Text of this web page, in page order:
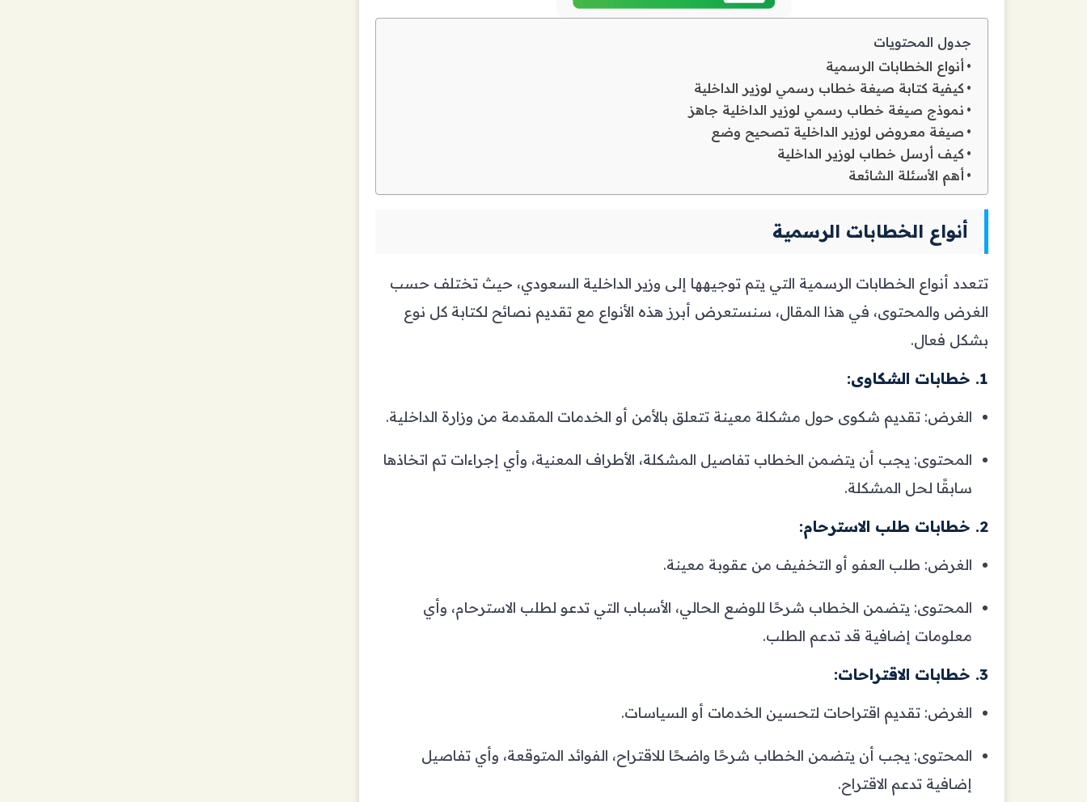
جدول المحتويات
أنواع الخطابات الرسمية
كيفية كتابة صيغة خطاب رسمي لوزير الداخلية
نموذج صيغة خطاب رسمي لوزير الداخلية جاهز
صيغة معروض لوزير الداخلية تصحيح وضع
كيف أرسل خطاب لوزير الداخلية
أهم الأسئلة الشائعة
أنواع الخطابات الرسمية
تتعدد أنواع الخطابات الرسمية التي يتم توجيهها إلى وزير الداخلية السعودي، حيث تختلف حسب
الغرض والمحتوى، في هذا المقال، سنستعرض أبرز هذه الأنواع مع تقديم نصائح لكتابة كل نوع
بشكل فعال.
1. خطابات الشكاوى:
الغرض: تقديم شكوى حول مشكلة معينة تتعلق بالأمن أو الخدمات المقدمة من وزارة الداخلية.
المحتوى: يجب أن يتضمن الخطاب تفاصيل المشكلة، الأطراف المعنية، وأي إجراءات تم اتخاذها
سابقًا لحل المشكلة.
2. خطابات طلب الاسترحام:
الغرض: طلب العفو أو التخفيف من عقوبة معينة.
المحتوى: يتضمن الخطاب شرحًا للوضع الحالي، الأسباب التي تدعو لطلب الاسترحام، وأي
معلومات إضافية قد تدعم الطلب.
3. خطابات الاقتراحات:
الغرض: تقديم اقتراحات لتحسين الخدمات أو السياسات.
المحتوى: يجب أن يتضمن الخطاب شرحًا واضحًا للاقتراح، الفوائد المتوقعة، وأي تفاصيل
إضافية تدعم الاقتراح.